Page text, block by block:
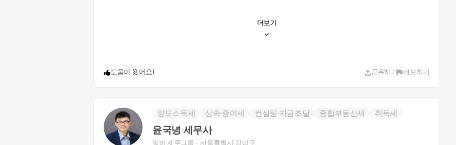
더보기
도움이 됐어요1 공유하기 제보하기
양도소득세 상속∙증여세 컨설팅∙자금조달 종합부동산세 취득세
윤국녕 세무사
일비 세무그룹 서울특별시 강남구